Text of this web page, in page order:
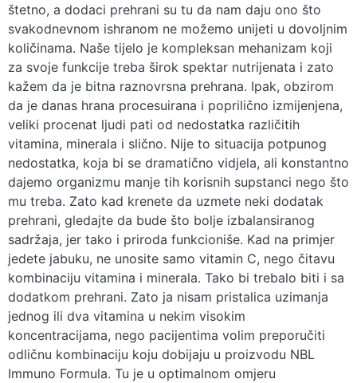
štetno, a dodaci prehrani su tu da nam daju ono što
svakodnevnom ishranom ne možemo unijeti u dovoljnim
količinama. Naše tijelo je kompleksan mehanizam koji
za svoje funkcije treba širok spektar nutrijenata i zato
kažem da je bitna raznovrsna prehrana. Ipak, obzirom
da je danas hrana procesuirana i poprilično izmijenjena,
veliki procenat ljudi pati od nedostatka različitih
vitamina, minerala i slično. Nije to situacija potpunog
nedostatka, koja bi se dramatično vidjela, ali konstantno
dajemo organizmu manje tih korisnih supstanci nego što
mu treba. Zato kad krenete da uzmete neki dodatak
prehrani, gledajte da bude što bolje izbalansiranog
sadržaja, jer tako i priroda funkcioniše. Kad na primjer
jedete jabuku, ne unosite samo vitamin C, nego čitavu
kombinaciju vitamina i minerala. Tako bi trebalo biti i sa
dodatkom prehrani. Zato ja nisam pristalica uzimanja
jednog ili dva vitamina u nekim visokim
koncentracijama, nego pacijentima volim preporučiti
odličnu kombinaciju koju dobijaju u proizvodu NBL
Immuno Formula. Tu je u optimalnom omjeru